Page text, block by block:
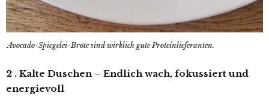
Avocado-Spiegelei-Brote sind wirklich gute Proteinlieferanten.
2 . Kalte Duschen – Endlich wach, fokussiert und
energievoll